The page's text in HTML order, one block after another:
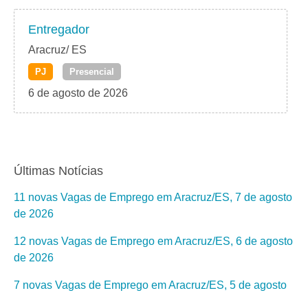
Entregador
Aracruz/ ES
PJ Presencial
6 de agosto de 2026
Últimas Notícias
11 novas Vagas de Emprego em Aracruz/ES, 7 de agosto
de 2026
12 novas Vagas de Emprego em Aracruz/ES, 6 de agosto
de 2026
7 novas Vagas de Emprego em Aracruz/ES, 5 de agosto